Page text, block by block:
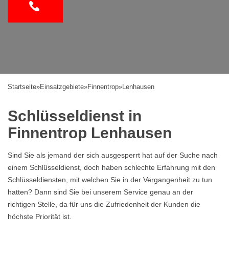
Startseite»Einsatzgebiete»Finnentrop»Lenhausen
Schlüsseldienst in
Finnentrop Lenhausen
Sind Sie als jemand der sich ausgesperrt hat auf der Suche nach
einem Schlüsseldienst, doch haben schlechte Erfahrung mit den
Schlüsseldiensten, mit welchen Sie in der Vergangenheit zu tun
hatten? Dann sind Sie bei unserem Service genau an der
richtigen Stelle, da für uns die Zufriedenheit der Kunden die
höchste Priorität ist.